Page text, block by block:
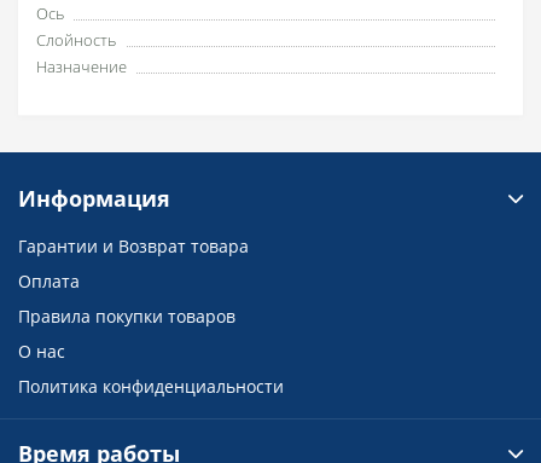
Ось
Слойность
Назначение
Информация
Гарантии и Возврат товара
Оплата
Правила покупки товаров
О нас
Политика конфиденциальности
Время работы